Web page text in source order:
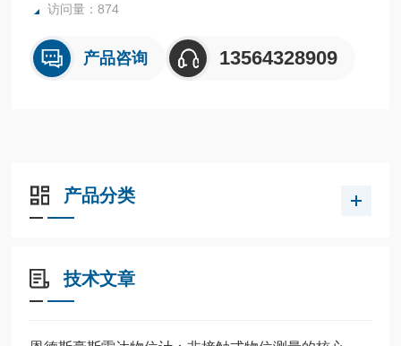
访问量：874
产品咨询 13564328909
产品分类
技术文章